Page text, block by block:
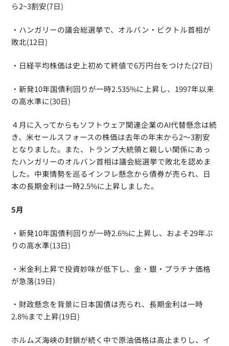
ら2~3割安(7日)
・ハンガリーの議会総選挙で、オルバン・ビクトル首相が
敗北(12日)
・日経平均株価は史上初めて終値で6万円台をつけた(27日)
・新発10年国債利回りが一時2.535%に上昇し、1997年以来
の高水準に(30日)
４月に入ってからもソフトウェア関連企業のAI代替懸念は続
き、米セールスフォースの株価は去年の年末から2〜3割安
となりました。また、トランプ大統領と親しい関係にあっ
たハンガリーのオルバン首相は議会総選挙で敗北を認めま
した。中東情勢を巡るインフレ懸念から債券が売られ、日
本の長期金利は一時2.5%に上昇しました。
5月
・新発10年国債利回りが一時2.6%に上昇し、およそ29年ぶ
りの高水準(13日)
・米金利上昇で投資妙味が低下し、金・銀・プラチナ価格
が急落(19日)
・財政懸念を背景に日本国債は売られ、長期金利は一時
2.8%まで上昇(19日)
ホルムズ海峡の封鎖が続く中で原油価格は高止まりし、イ